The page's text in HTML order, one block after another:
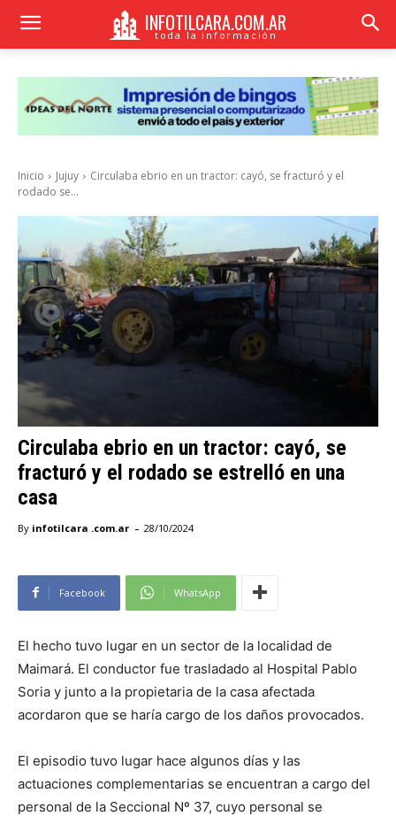
INFOTILCARA.COM.AR
toda la información
Inicio Jujuy
Circulaba ebrio en un tractor: cayó, se fracturó y el
rodado se...
Circulaba ebrio en un tractor: cayó, se
fracturó y el rodado se estrelló en una
casa
By infotilcara .com.ar - 28/10/2024
Facebook WhatsApp
El hecho tuvo lugar en un sector de la localidad de
Maimará. El conductor fue trasladado al Hospital Pablo
Soria y junto a la propietaria de la casa afectada
acordaron que se haría cargo de los daños provocados.
El episodio tuvo lugar hace algunos días y las
actuaciones complementarias se encuentran a cargo del
personal de la Seccional Nº 37, cuyo personal se